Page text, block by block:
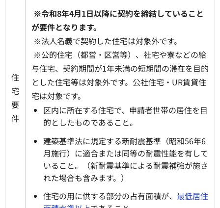
住
宅
要
件
※令和8年4月1日以降に契約を締結していること
が要件となります。
※法人名義で契約した住宅は対象外です。
※公的住宅（都営・区営等）、社宅や寮などの給
与住宅、契約期間が1年未満の短期間の滞在を目的
とした住宅等は対象外です。公社住宅・UR賃貸住
宅は対象です。
区内に所在する住宅で、申請者世帯の居住を目
的としたものであること。
建築基準法に規定する新耐震基準（昭和56年6
月施行）に適合または同等の耐震性能を有して
いること。（新耐震基準による耐震補強が施さ
れた場合も含みます。）
住宅の用に供する部分の占有面積が、 最低居住